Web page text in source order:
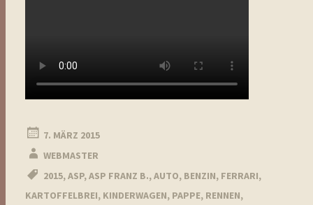
7. MÄRZ 2015
WEBMASTER
2015,ASP,ASP FRANZ B.,AUTO, BENZIN, FERRARI,
KARTOFFELBREI, KINDERWAGEN, PAPPE, RENNEN,